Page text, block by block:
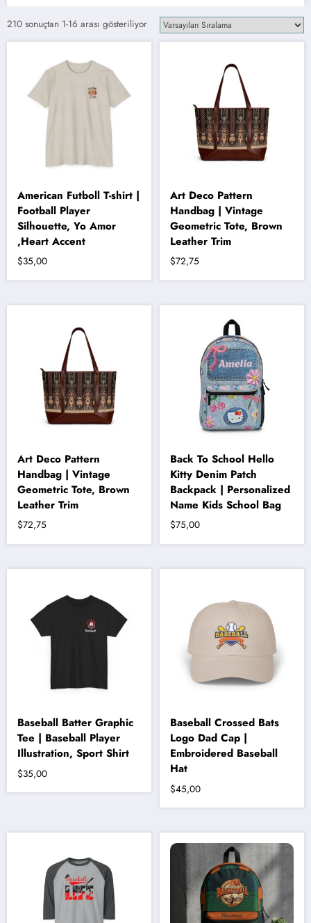
210 sonuçtan 1-16 arası gösteriliyor
American Futboll T-shirt |
Football Player
Silhouette, Yo Amor
,Heart Accent
$35,00
Art Deco Pattern
Handbag | Vintage
Geometric Tote, Brown
Leather Trim
$72,75
Bu
birden
Seçenekler
sayfasından
seçilebilir
Art Deco Pattern
Handbag | Vintage
Geometric Tote, Brown
Leather Trim
$72,75
Bu
birden
Seçenekler
sayfasından
Back To School Hello
Kitty Denim Patch
Backpack | Personalized
Name Kids School Bag
$75,00
Baseball Batter Graphic
Tee | Baseball Player
Illustration, Sport Shirt
$35,00
Baseball Crossed Bats
Logo Dad Cap |
Embroidered Baseball
Hat
$45,00